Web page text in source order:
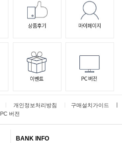
개인정보처리방침 구매설치가이드 ㅣ
PC 버전
BANK INFO